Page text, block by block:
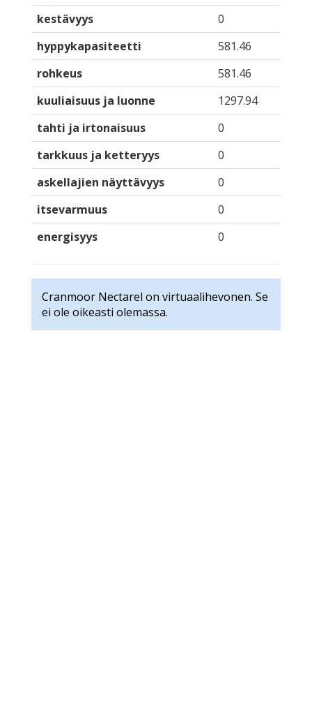
kestävyys
0
hyppykapasiteetti
581.46
rohkeus
581.46
kuuliaisuus ja luonne
1297.94
tahti ja irtonaisuus
0
tarkkuus ja ketteryys
0
askellajien näyttävyys
0
itsevarmuus
0
energisyys
0
Cranmoor Nectarel on virtuaalihevonen. Se
ei ole oikeasti olemassa.